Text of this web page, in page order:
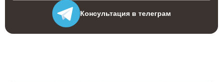
Консультация в телеграм